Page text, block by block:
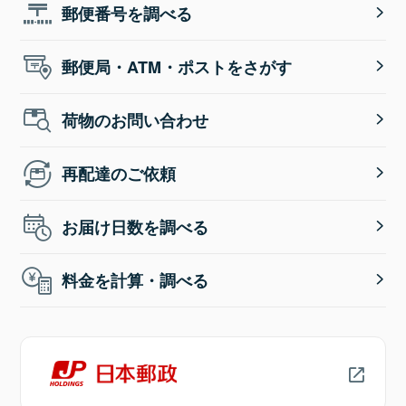
郵便番号を調べる
郵便局・ATM・ポストをさがす
荷物のお問い合わせ
再配達のご依頼
お届け日数を調べる
料金を計算・調べる